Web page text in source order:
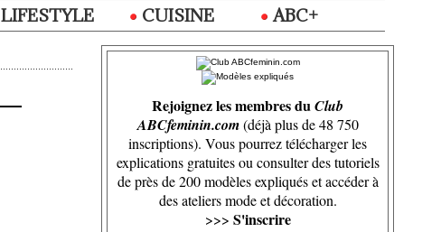
LIFESTYLE CUISINE
ABC+
Rejoignez les membres duClub
ABCfeminin.com(déjà plus de 48 750
inscriptions). Vous pourrez télécharger les
explications gratuites ou consulter des tutoriels
de près de 200 modèles expliqués et accéder à
des ateliers mode et décoration.
>>> S'inscrire